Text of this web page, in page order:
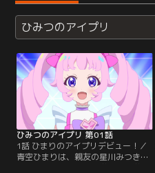
ひみつのアイプリ
ひみつのアイプリ 第01話
1話 ひまりのアイプリデビュー！／
青空ひまりは、親友の星川みつきと